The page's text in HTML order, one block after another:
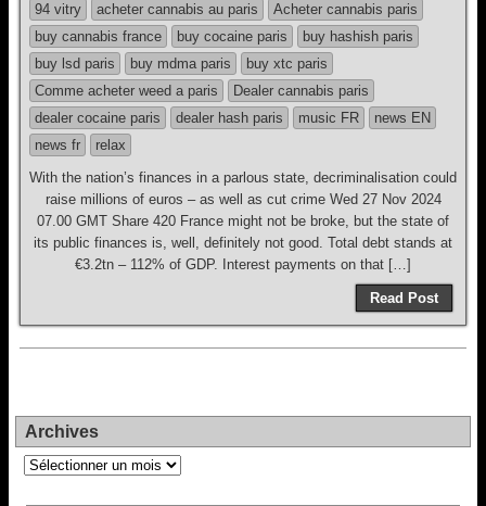
94 vitry acheter cannabis au paris
Acheter cannabis paris
buy cannabis france
buy cocaine paris
buy hashish paris
buy lsd paris
buy mdma paris
buy xtc paris
Comme acheter weed a paris
Dealer cannabis paris
dealer cocaine paris
dealer hash paris music FR
news EN
news fr
relax
With the nation’s finances in a parlous state, decriminalisation could
raise millions of euros – as well as cut crime Wed 27 Nov 2024
07.00 GMT Share 420 France might not be broke, but the state of
its public finances is, well, definitely not good. Total debt stands at
€3.2tn – 112% of GDP. Interest payments on that […]
Read Post
Archives
Archives